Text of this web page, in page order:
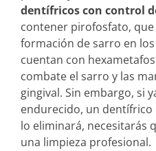
dentífricos con control
contener pirofosfato,
formación de sarro en
cuentan con
combate el sarro y las
gingival. Sin embargo, si
endurecido, un
lo eliminará, necesitarás
una limpieza profesional.